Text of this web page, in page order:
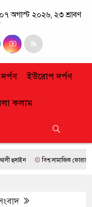
০৭ অগাস্ট ২০২৬, ২৩ শ্রাবণ
ইউরোপ দর্পণ
কলাম
বিশ্ব সামাজিক ফোরামে যোগ